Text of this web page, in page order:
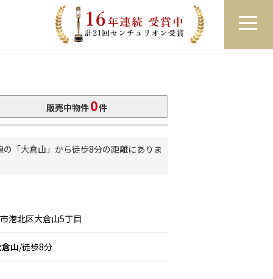
ログイン 来店予約 LINEで相談
販売中物件0件
「大倉山」から徒歩8分の距離にありま
港北区大倉山5丁目
山/徒歩8分